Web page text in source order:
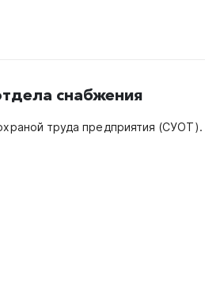
снабжения
труда предприятия (СУОТ).